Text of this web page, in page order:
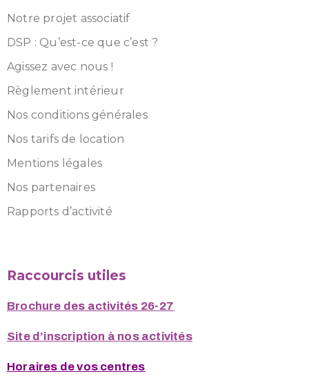
Notre projet associatif
DSP : Qu’est-ce que c’est ?
Agissez avec nous !
Règlement intérieur
Nos conditions générales
Nos tarifs de location
Mentions légales
Nos partenaires
Rapports d’activité
Raccourcis utiles
Brochure des activités 26-27
Site d’inscription à nos activités
Horaires de vos centres